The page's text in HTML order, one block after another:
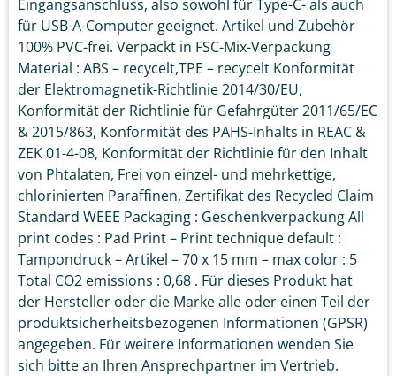
Eingangsanschluss, also sowohl für Type-C- als auch
für USB-A-Computer geeignet. Artikel und Zubehör
100% PVC-frei. Verpackt in FSC-Mix-Verpackung
Material : ABS – recycelt,TPE – recycelt Konformität
der Elektromagnetik-Richtlinie 2014/30/EU,
Konformität der Richtlinie für Gefahrgüter 2011/65/EC
& 2015/863, Konformität des PAHS-Inhalts in REAC &
ZEK 01-4-08, Konformität der Richtlinie für den Inhalt
von Phtalaten, Frei von einzel- und mehrkettige,
chlorinierten Paraffinen, Zertifikat des Recycled Claim
Standard WEEE Packaging : Geschenkverpackung All
print codes : Pad Print – Print technique default :
Tampondruck – Artikel – 70 x 15 mm – max color : 5
Total CO2 emissions : 0,68 . Für dieses Produkt hat
der Hersteller oder die Marke alle oder einen Teil der
produktsicherheitsbezogenen Informationen (GPSR)
angegeben. Für weitere Informationen wenden Sie
sich bitte an Ihren Ansprechpartner im Vertrieb.